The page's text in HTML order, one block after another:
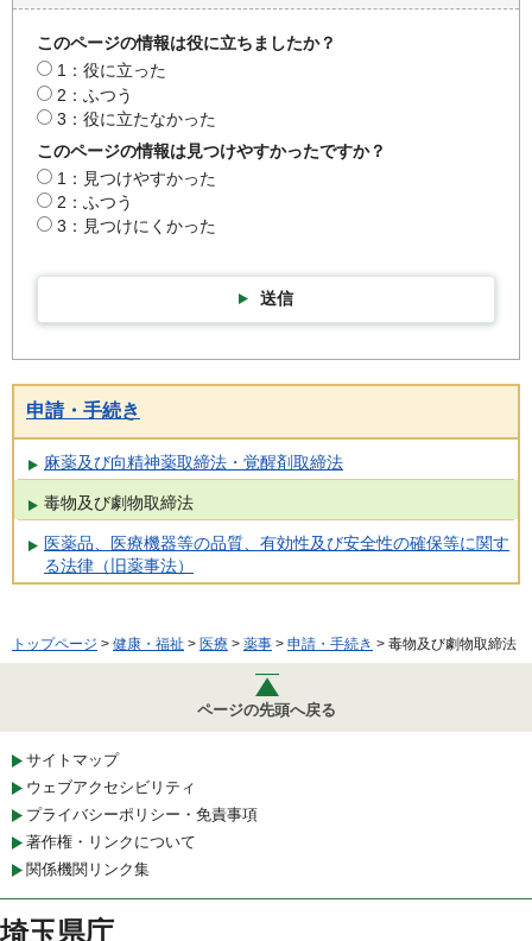
このページの情報は役に立ちましたか？
1：役に立った
2：ふつう
3：役に立たなかった
このページの情報は見つけやすかったですか？
1：見つけやすかった
2：ふつう
3：見つけにくかった
送信
申請・手続き
麻薬及び向精神薬取締法・覚醒剤取締法
毒物及び劇物取締法
医薬品、医療機器等の品質、有効性及び安全性の確保等に関す
る法律（旧薬事法）
トップページ > 健康・福祉 > 医療 > 薬事 > 申請・手続き > 毒物及び劇物取締法
ページの先頭へ戻る
サイトマップ
ウェブアクセシビリティ
プライバシーポリシー・免責事項
著作権・リンクについて
関係機関リンク集
埼玉県庁